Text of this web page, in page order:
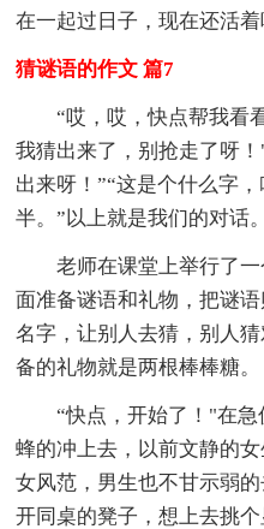
在一起过日子，现在还活着
猜谜语的作文 篇7
“哎，哎，快点帮我看
我猜出来了，别抢走了呀
出来呀！”“这是个什么字
半。”以上就是我们的对话。
老师在课堂上举行了
面准备谜语和礼物，把谜
名字，让别人去猜，别人
备的礼物就是两根棒棒糖。
“快点，开始了！"在
蜂的冲上去，以前文静的
女风范，男生也不甘示弱
开同桌的凳子，想上去挑